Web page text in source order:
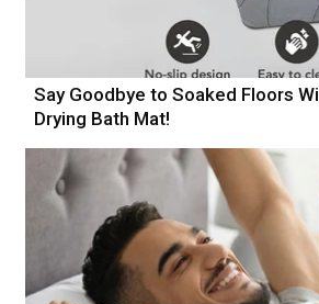
Say Goodbye to Soaked Floors
Drying Bath Mat!